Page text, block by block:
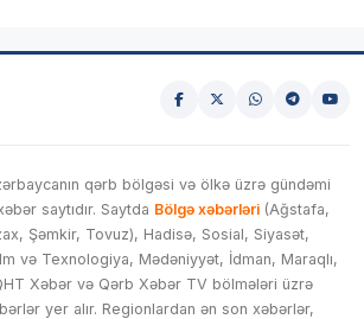
qərb bölgəsi və ölkə üzrə gündəmi
saytıdır. Saytda Bölgə xəbərləri (Ağstafa,
Şəmkir, Tovuz), Hadisə, Sosial, Siyasət,
və Texnologiya, Mədəniyyət, İdman, Maraqlı,
Xəbər və Qərb Xəbər TV bölmələri üzrə
yer alır. Regionlardan ən son xəbərlər,